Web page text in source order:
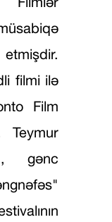
filmi ilə
Film
Teymur
gənc